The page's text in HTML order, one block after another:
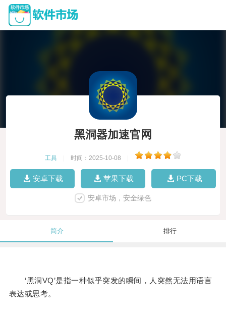
黑洞器加速官网
工具 时间：2025-10-08
安卓下载 苹果下载 PC下载
安卓市场，安全绿色
简介 排行
‘黑洞VQ’是指一种似乎突发的瞬间，人突然无法用语言
表达或思考。